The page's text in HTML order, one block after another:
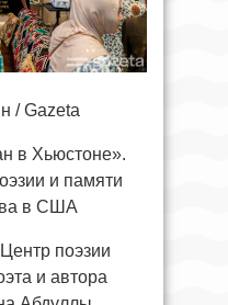
/ Gazeta
в Хьюстоне».
и памяти
в США
поэзии
и автора